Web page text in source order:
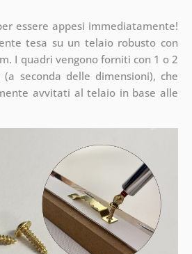
essere appesi immediatamente!
tesa su un telaio robusto con
I quadri vengono forniti con 1 o 2
(a seconda delle dimensioni), che
avvitati al telaio in base alle